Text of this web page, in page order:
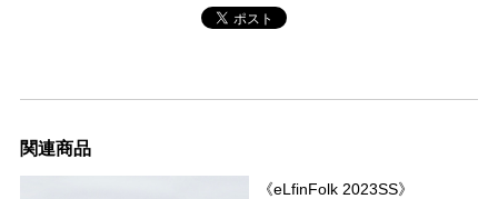
関連商品
《eLfinFolk 2023SS》